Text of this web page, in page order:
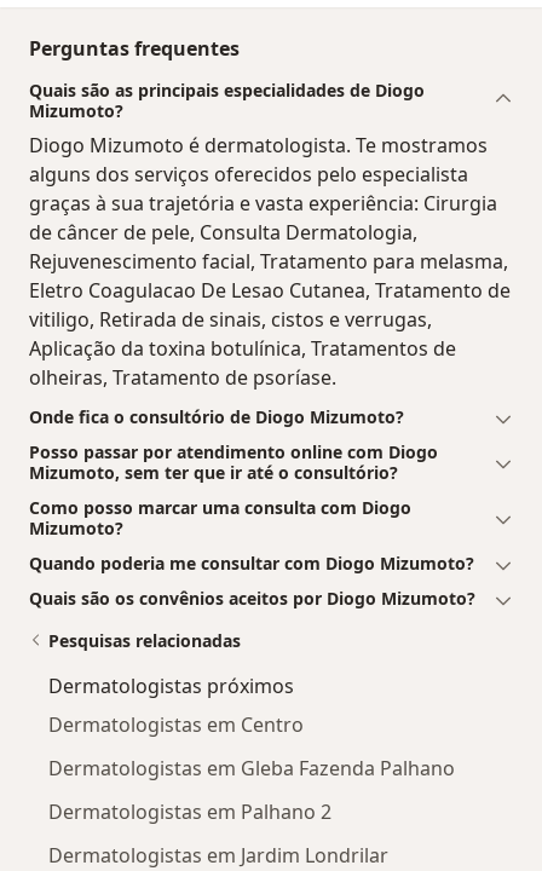
Perguntas frequentes
Quais são as principais especialidades de Diogo
Mizumoto?
Diogo Mizumoto é dermatologista. Te mostramos
alguns dos serviços oferecidos pelo especialista
graças à sua trajetória e vasta experiência: Cirurgia
de câncer de pele, Consulta Dermatologia,
Rejuvenescimento facial, Tratamento para melasma,
Eletro Coagulacao De Lesao Cutanea, Tratamento de
vitiligo, Retirada de sinais, cistos e verrugas,
Aplicação da toxina botulínica, Tratamentos de
olheiras, Tratamento de psoríase.
Onde fica o consultório de Diogo Mizumoto?
Posso passar por atendimento online com Diogo
Mizumoto, sem ter que ir até o consultório?
Como posso marcar uma consulta com Diogo
Mizumoto?
Quando poderia me consultar com Diogo Mizumoto?
Quais são os convênios aceitos por Diogo Mizumoto?
Pesquisas relacionadas
Dermatologistas próximos
Dermatologistas em Centro
Dermatologistas em Gleba Fazenda Palhano
Dermatologistas em Palhano 2
Dermatologistas em Jardim Londrilar